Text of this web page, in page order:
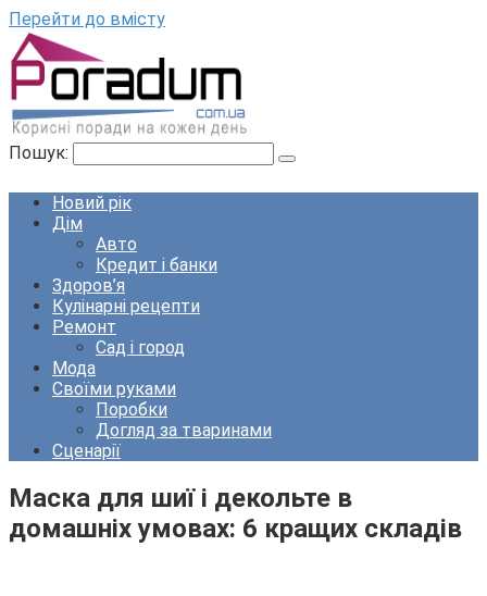
Перейти до вмісту
Пошук:
Новий рік
Дім
Авто
Кредит і банки
Здоров’я
Кулінарні рецепти
Ремонт
Сад і город
Мода
Своїми руками
Поробки
Догляд за тваринами
Сценарії
Маска для шиї і декольте в
домашніх умовах: 6 кращих складів